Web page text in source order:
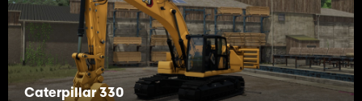
Caterpillar 330